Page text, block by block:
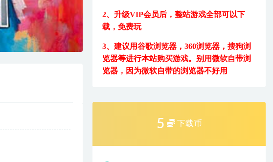
2、升级VIP会员后，整站游戏全部可以下
载，免费玩
3、建议用谷歌浏览器，360浏览器，搜狗浏
览器等进行本站购买游戏。别用微软自带浏
览器，因为微软自带的浏览器不好用
5 下载币